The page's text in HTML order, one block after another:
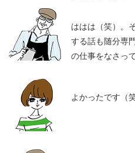
ははは（笑）。
する話も随分専
の仕事をなさっ
よかったです（笑